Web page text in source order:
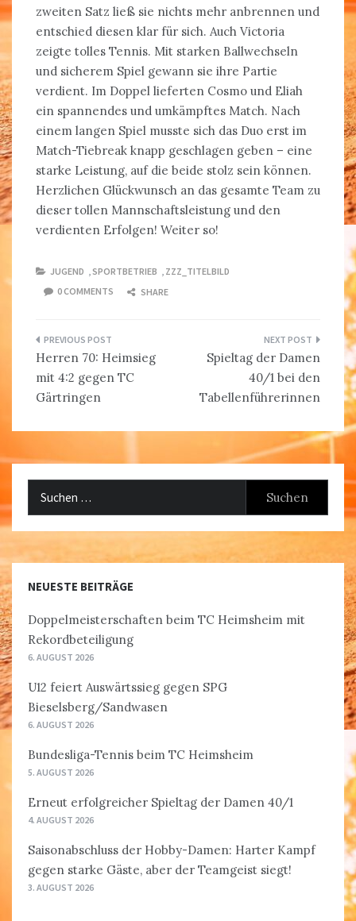
zweiten Satz ließ sie nichts mehr anbrennen und
entschied diesen klar für sich. Auch Victoria
zeigte tolles Tennis. Mit starken Ballwechseln
und sicherem Spiel gewann sie ihre Partie
verdient. Im Doppel lieferten Cosmo und Eliah
ein spannendes und umkämpftes Match. Nach
einem langen Spiel musste sich das Duo erst im
Match-Tiebreak knapp geschlagen geben – eine
starke Leistung, auf die beide stolz sein können.
Herzlichen Glückwunsch an das gesamte Team zu
dieser tollen Mannschaftsleistung und den
verdienten Erfolgen! Weiter so!
JUGEND SPORTBETRIEB
ZZZ_TITELBILD
0 COMMENTS
SHARE
Beitragsnavigation
Herren 70: Heimsieg
mit 4:2 gegen TC
Gärtringen
Spieltag der Damen
40/1 bei den
Tabellenführerinnen
NEUESTE BEITRÄGE
Doppelmeisterschaften beim TC Heimsheim mit
Rekordbeteiligung
6. AUGUST 2026
U12 feiert Auswärtssieg gegen SPG
Bieselsberg/Sandwasen
6. AUGUST 2026
Bundesliga-Tennis beim TC Heimsheim
5. AUGUST 2026
Erneut erfolgreicher Spieltag der Damen 40/1
4. AUGUST 2026
Saisonabschluss der Hobby-Damen: Harter Kampf
gegen starke Gäste, aber der Teamgeist siegt!
3. AUGUST 2026